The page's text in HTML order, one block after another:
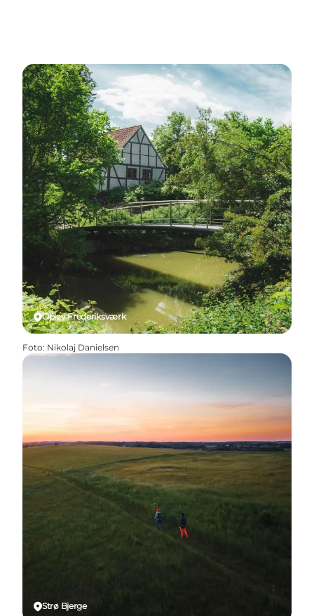
Oplev Frederiksværk
Foto: Nikolaj Danielsen
Strø Bjerge